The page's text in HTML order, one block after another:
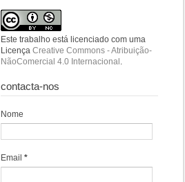
Este trabalho está licenciado com uma
Licença Creative Commons - Atribuição-
NãoComercial 4.0 Internacional .
contacta-nos
Nome
Email *